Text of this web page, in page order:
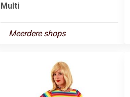
Multi
Meerdere shops